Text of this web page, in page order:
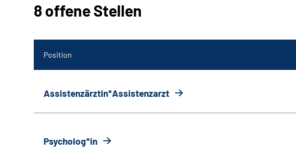
8 offene Stellen
Position
Assistenzärztin*Assistenzarzt
Psycholog*in